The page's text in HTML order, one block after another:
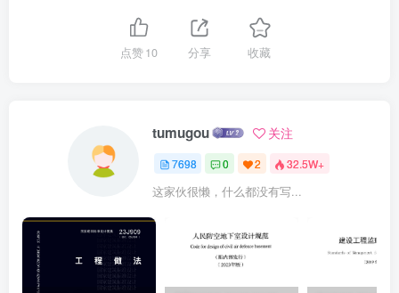
点赞10 分享 收藏
tumugou 关注
7698 0 2 32.5W+
这家伙很懒，什么都没有写...